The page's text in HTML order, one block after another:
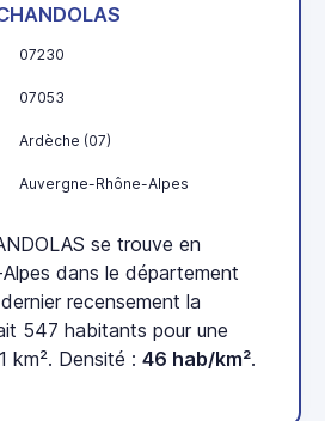
07230
07053
Ardèche (07)
Auvergne-Rhône-Alpes
se trouve en
dans le département
recensement la
547 habitants pour une
km². Densité : 46 hab/km².